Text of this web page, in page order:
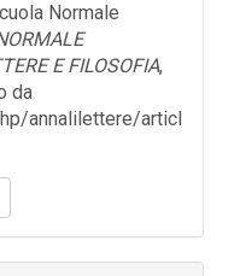
Normale
E FILOSOFIA,
da
annalilettere/articl